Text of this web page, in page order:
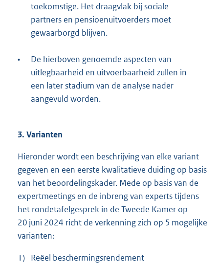
toekomstige. Het draagvlak bij sociale
partners en pensioenuitvoerders moet
gewaarborgd blijven.
•
De hierboven genoemde aspecten van
uitlegbaarheid en uitvoerbaarheid zullen in
een later stadium van de analyse nader
aangevuld worden.
3. Varianten
Hieronder wordt een beschrijving van elke variant
gegeven en een eerste kwalitatieve duiding op basis
van het beoordelingskader. Mede op basis van de
expertmeetings en de inbreng van experts tijdens
het rondetafelgesprek in de Tweede Kamer op
20 juni 2024 richt de verkenning zich op 5 mogelijke
varianten:
1) Reëel beschermingsrendement